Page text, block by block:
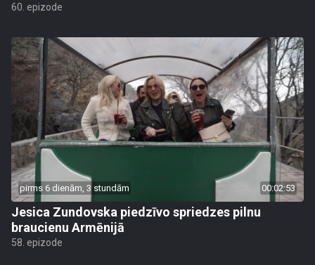
60. epizode
pirms 6 dienām, 3 stundām 00:02:53
Jesica Zundovska piedzīvo spriedzes pilnu
braucienu Armēnijā
58. epizode